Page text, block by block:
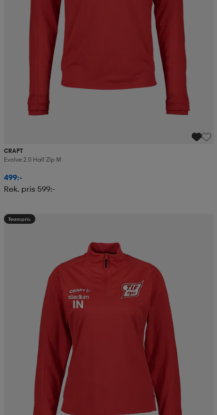
CRAFT
Evolve 2.0 Half Zip M
499:-
Rek. pris 599:-
Teampris